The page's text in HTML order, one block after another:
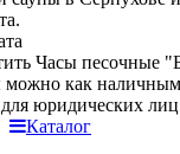
Часы песочные
можно как
для юридических
Каталог